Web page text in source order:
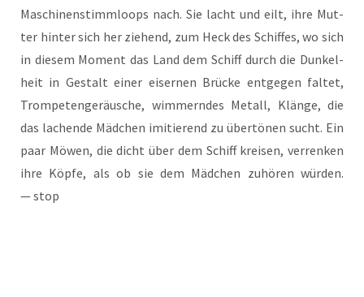
Maschi­nen­stimm­loops nach. Sie lacht und eilt, ihre Mut­
ter hin­ter sich her zie­hend, zum Heck des Schif­fes, wo sich
in die­sem Moment das Land dem Schiff durch die Dun­kel­
heit in Gestalt einer eiser­nen Brü­cke ent­ge­gen fal­tet,
Trom­pe­ten­ge­räu­sche, wim­mern­des Metall, Klän­ge, die
das lachen­de Mäd­chen imi­tie­rend zu über­tö­nen sucht. Ein
paar Möwen, die dicht über dem Schiff krei­sen, ver­ren­ken
ihre Köp­fe, als ob sie dem Mäd­chen zuhö­ren wür­den.
— stop